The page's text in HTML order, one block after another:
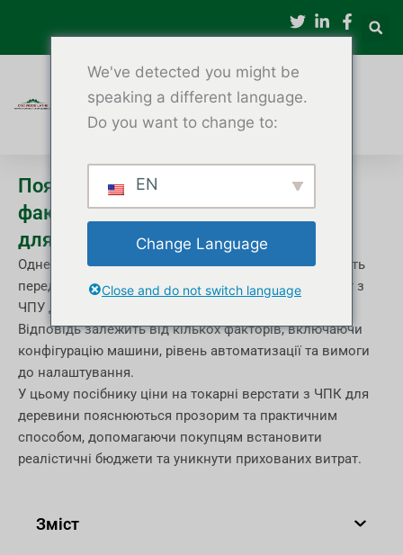
вмісту
Пояснення вартості та цінових
факторів токарного верстата з ЧПУ
для деревини
Одне з найпоширеніших питань, яке покупці ставлять
перед покупкою: «Скільки коштує токарний верстат з
ЧПУ для деревообробки?»
Відповідь залежить від кількох факторів, включаючи
конфігурацію машини, рівень автоматизації та вимоги
до налаштування.
У цьому посібнику ціни на токарні верстати з ЧПК для
деревини пояснюються прозорим та практичним
способом, допомагаючи покупцям встановити
реалістичні бюджети та уникнути прихованих витрат.
Зміст
We've detected you might be
speaking a different language.
Do you want to change to:
EN
Change Language
Close and do not switch language